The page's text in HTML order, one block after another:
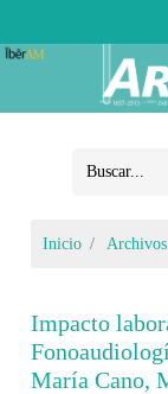
Inicio Archivos
Impacto
María Cano,